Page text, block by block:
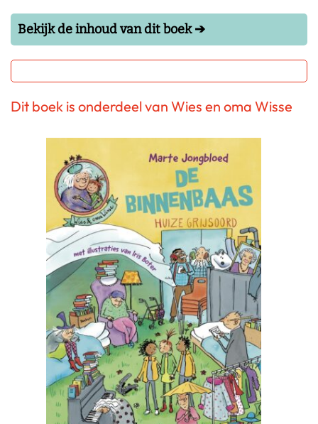
Bekijk de inhoud van dit boek ➔
Dit boek is onderdeel van Wies en oma Wisse